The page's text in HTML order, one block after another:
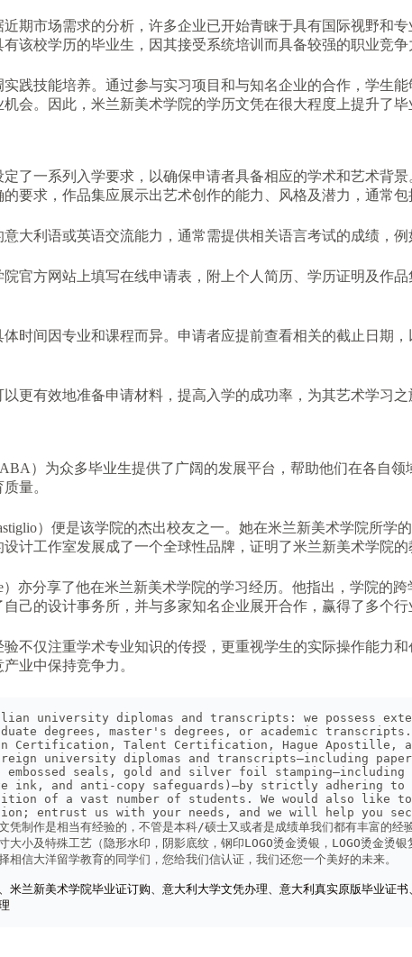
期市场需求的分析，许多企业已开始青睐于具有国际视野和
该校学历的毕业生，因其接受系统培训而具备较强的职业竞争
践技能培养。通过参与实习项目和与知名企业的合作，学生
会。因此，米兰新美术学院的学历文凭在很大程度上提升了毕
了一系列入学要求，以确保申请者具备相应的学术和艺术背
要求，作品集应展示出艺术创作的能力、风格及潜力，通常包
大利语或英语交流能力，通常需提供相关语言考试的成绩，
官方网站上填写在线申请表，附上个人简历、学历证明及作
时间因专业和课程而异。申请者应提前查看相关的截止日期
更有效地准备申请材料，提高入学的成功率，为其艺术学习之
）为众多毕业生提供了广阔的发展平台，帮助他们在各自
量。
）便是该学院的杰出校友之一。她在米兰新美术学院所
计工作室发展成了一个全球性品牌，证明了米兰新美术学院的
）亦分享了他在米兰新美术学院的学习经历。他指出，学院
己的设计事务所，并与多家知名企业展开合作，赢得了多个行
不仅注重学术专业知识的传授，更重视学生的实际操作能力
业中保持竞争力。
university diplomas and transcripts: we possess
degrees, master's degrees, or academic
Talent Certification, Hague Apostille,
university diplomas and transcripts—including
embossed seals, gold and silver foil
ink, and anti-copy safeguards)—by strictly adhering
of a vast number of students. We would also like
entrust us with your needs, and we will help you
凭制作是相当有经验的，不管是本科/硕士又或者是成绩单我们都有丰富的
小及特殊工艺（隐形水印，阴影底纹，钢印LOGO烫金烫银，LOGO烫金
信大洋留学教育的同学们，您给我们信认证，我们还您一个美好的未来。
米兰新美术学院毕业证订购、意大利大学文凭办理、意大利真实原版毕业证